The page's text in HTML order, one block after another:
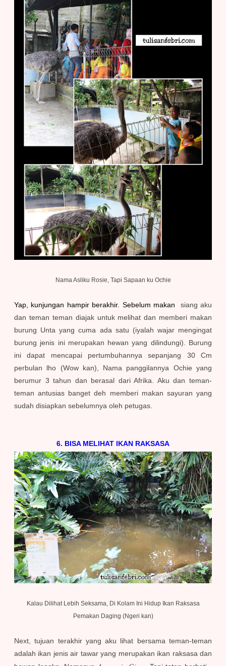
Nama Asliku Rosie, Tapi Sapaan ku Ochie
Yap, kunjungan hampir berakhir. Sebelum makan siang aku
dan teman teman diajak untuk melihat dan memberi makan
burung Unta yang cuma ada satu (iyalah wajar mengingat
burung jenis ini merupakan hewan yang dilindungi). Burung
ini dapat mencapai pertumbuhannya sepanjang 30 Cm
perbulan lho (Wow kan), Nama panggilannya Ochie yang
berumur 3 tahun dan berasal dari Afrika. Aku dan teman-
teman antusias banget deh memberi makan sayuran yang
sudah disiapkan sebelumnya oleh petugas.
6. BISA MELIHAT IKAN RAKSASA
Kalau Dilihat Lebih Seksama, Di Kolam Ini Hidup Ikan Raksasa
Pemakan Daging (Ngeri kan)
Next, tujuan terakhir yang aku lihat bersama teman-teman
adalah ikan jenis air tawar yang merupakan ikan raksasa dan